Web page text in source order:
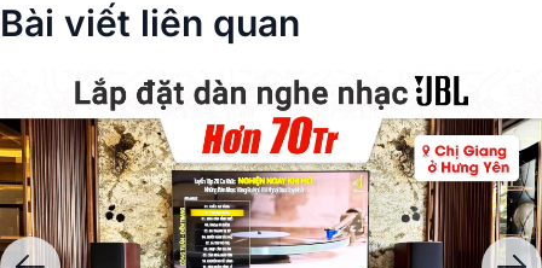
Bài viết liên quan